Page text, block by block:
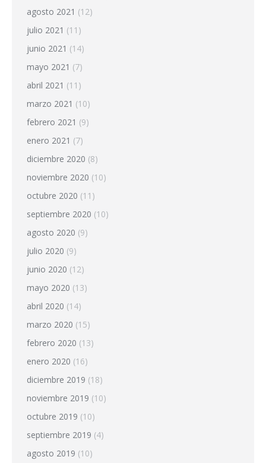
agosto 2021 (12)
julio 2021 (11)
junio 2021 (14)
mayo 2021 (7)
abril 2021 (11)
marzo 2021 (10)
febrero 2021 (9)
enero 2021 (7)
diciembre 2020 (8)
noviembre 2020 (10)
octubre 2020 (11)
septiembre 2020 (10)
agosto 2020 (9)
julio 2020 (9)
junio 2020 (12)
mayo 2020 (13)
abril 2020 (14)
marzo 2020 (15)
febrero 2020 (13)
enero 2020 (16)
diciembre 2019 (18)
noviembre 2019 (10)
octubre 2019 (10)
septiembre 2019 (4)
agosto 2019 (10)